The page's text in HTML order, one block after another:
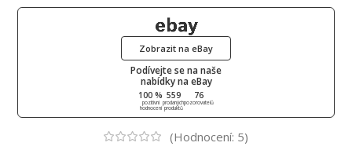
Podívejte se na naše
nabídky na eBay
100 %
pozitivní
hodnocení
559
prodaných
produktů
76
pozorovatelů
Zobrazit na eBay
(Hodnocení: 5)